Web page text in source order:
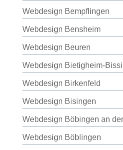
Webdesign Bempflingen
Webdesign Bensheim
Webdesign Beuren
Webdesign Bietigheim-
Webdesign Birkenfeld
Webdesign Bisingen
Webdesign Böbingen an
Webdesign Böblingen